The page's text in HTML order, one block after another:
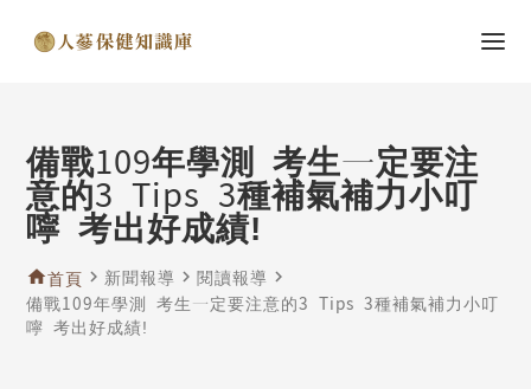
備戰109年學測 考生一定要注
意的3 Tips 3種補氣補力小叮
嚀 考出好成績!
home首頁 navigate_next 新聞報導 navigate_next閱讀報導 navigate_next
備戰109年學測 考生一定要注意的3 Tips 3種補氣補力小叮
嚀 考出好成績!